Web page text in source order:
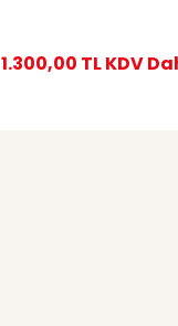
1.300,00 TLKDV